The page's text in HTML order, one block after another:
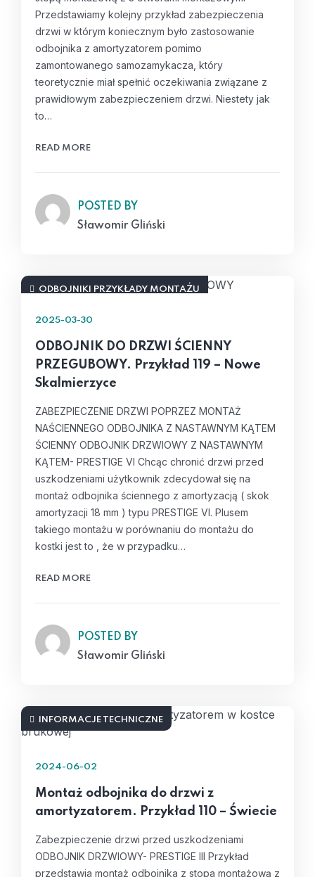
Przedstawiamy kolejny przykład zabezpieczenia
drzwi w którym koniecznym było zastosowanie
odbojnika z amortyzatorem pomimo
zamontowanego samozamykacza, który
teoretycznie miał spełnić oczekiwania związane z
prawidłowym zabezpieczeniem drzwi. Niestety jak
to…
READ MORE
POSTED BY
Sławomir Gliński
ODBOJNIKI PRZYKŁADY MONTAŻU
2025-03-30
ODBOJNIK DO DRZWI ŚCIENNY
PRZEGUBOWY. Przykład 119 – Nowe
Skalmierzyce
ZABEZPIECZENIE DRZWI POPRZEZ MONTAŻ
NAŚCIENNEGO ODBOJNIKA Z NASTAWNYM KĄTEM
ŚCIENNY ODBOJNIK DRZWIOWY Z NASTAWNYM
KĄTEM- PRESTIGE VI Chcąc chronić drzwi przed
uszkodzeniami użytkownik zdecydował się na
montaż odbojnika ściennego z amortyzacją ( skok
amortyzacji 18 mm ) typu PRESTIGE VI. Plusem
takiego montażu w porównaniu do montażu do
kostki jest to , że w przypadku…
READ MORE
POSTED BY
Sławomir Gliński
INFORMACJE TECHNICZNE
2024-06-02
Montaż odbojnika do drzwi z
amortyzatorem. Przykład 110 – Świecie
Zabezpieczenie drzwi przed uszkodzeniami
ODBOJNIK DRZWIOWY- PRESTIGE III Przykład
przedstawia montaż odbojnika z stopa montażową z